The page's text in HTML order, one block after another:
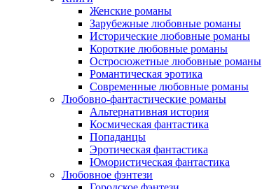
Женские романы
Зарубежные любовные романы
Исторические любовные романы
Короткие любовные романы
Остросюжетные любовные романы
Романтическая эротика
Современные любовные романы
Любовно-фантастические романы
Альтернативная история
Космическая фантастика
Попаданцы
Эротическая фантастика
Юмористическая фантастика
Любовное фэнтези